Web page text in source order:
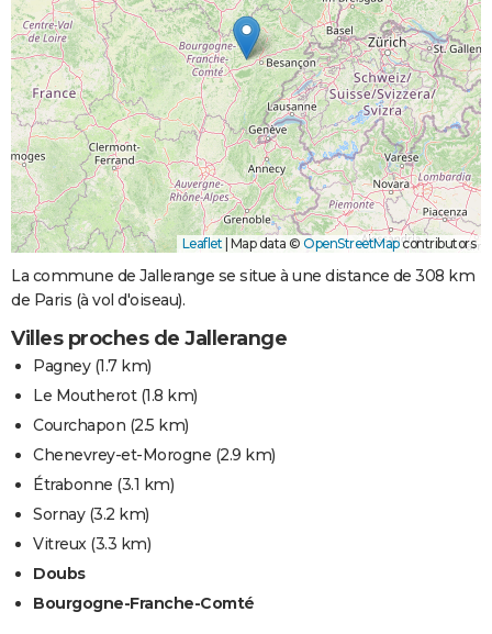
Leaflet Map data © OpenStreetMapcontributors
La commune de Jallerange se situe à une distance de 308 km
de Paris (à vol d'oiseau).
Villes proches de Jallerange
Pagney(1.7 km)
Le Moutherot(1.8 km)
Courchapon (2.5 km)
Chenevrey-et-Morogne (2.9 km)
Étrabonne (3.1 km)
Sornay(3.2 km)
Vitreux(3.3 km)
Doubs
Bourgogne-Franche-Comté